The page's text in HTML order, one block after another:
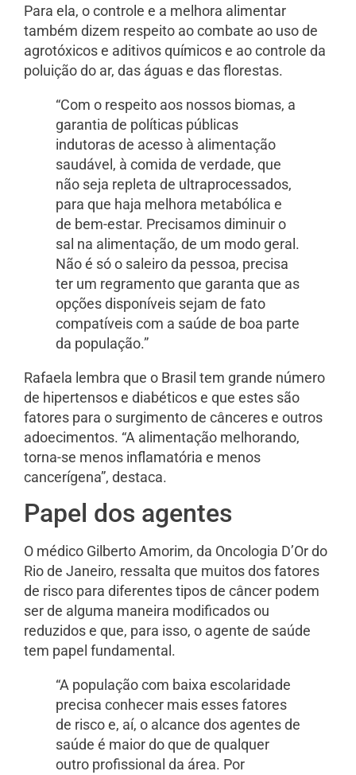
Para ela, o controle e a melhora alimentar
também dizem respeito ao combate ao uso de
agrotóxicos e aditivos químicos e ao controle da
poluição do ar, das águas e das florestas.
“Com o respeito aos nossos biomas, a
garantia de políticas públicas
indutoras de acesso à alimentação
saudável, à comida de verdade, que
não seja repleta de ultraprocessados,
para que haja melhora metabólica e
de bem-estar. Precisamos diminuir o
sal na alimentação, de um modo geral.
Não é só o saleiro da pessoa, precisa
ter um regramento que garanta que as
opções disponíveis sejam de fato
compatíveis com a saúde de boa parte
da população.”
Rafaela lembra que o Brasil tem grande número
de hipertensos e diabéticos e que estes são
fatores para o surgimento de cânceres e outros
adoecimentos. “A alimentação melhorando,
torna-se menos inflamatória e menos
cancerígena”, destaca.
Papel dos agentes
O médico Gilberto Amorim, da Oncologia D’Or do
Rio de Janeiro, ressalta que muitos dos fatores
de risco para diferentes tipos de câncer podem
ser de alguma maneira modificados ou
reduzidos e que, para isso, o agente de saúde
tem papel fundamental.
“A população com baixa escolaridade
precisa conhecer mais esses fatores
de risco e, aí, o alcance dos agentes de
saúde é maior do que de qualquer
outro profissional da área. Por